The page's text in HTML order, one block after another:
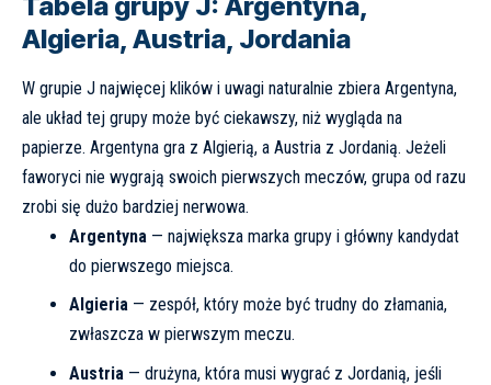
Tabela grupy J: Argentyna,
Algieria, Austria, Jordania
W grupie J najwięcej klików i uwagi naturalnie zbiera Argentyna,
ale układ tej grupy może być ciekawszy, niż wygląda na
papierze. Argentyna gra z Algierią, a Austria z Jordanią. Jeżeli
faworyci nie wygrają swoich pierwszych meczów, grupa od razu
zrobi się dużo bardziej nerwowa.
Argentyna — największa marka grupy i główny kandydat
do pierwszego miejsca.
Algieria— zespół, który może być trudny do złamania,
zwłaszcza w pierwszym meczu.
Austria — drużyna, która musi wygrać z Jordanią, jeśli